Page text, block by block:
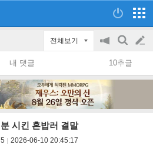
전체보기
공
지
on/off
검
색
글
쓰
내 댓글 10추글
시킨 혼밥러 결말
2026-06-10 20:45:17